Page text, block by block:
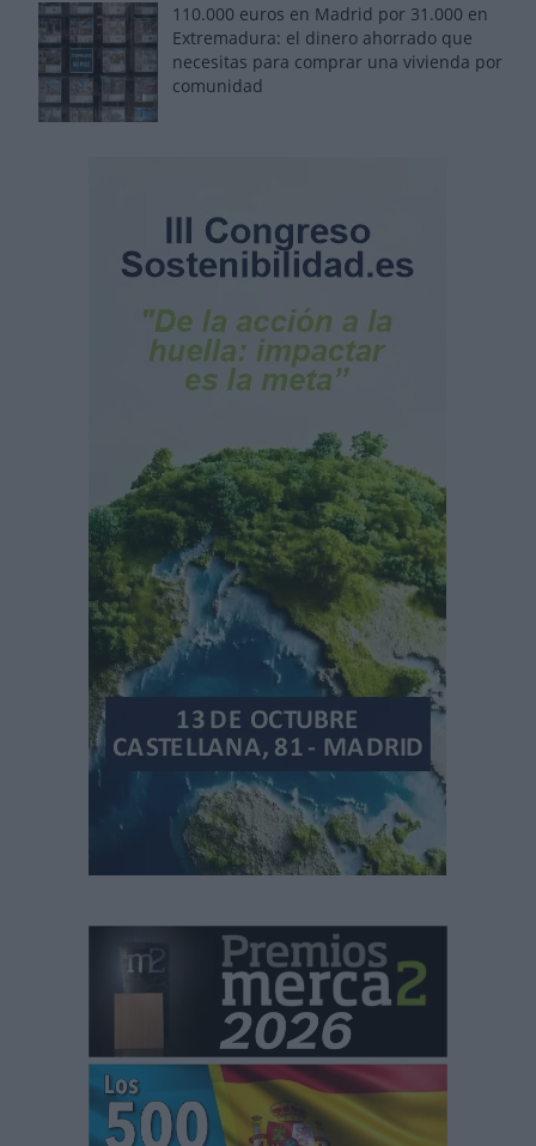
110.000 euros en Madrid por 31.000 en
Extremadura: el dinero ahorrado que
necesitas para comprar una vivienda por
comunidad